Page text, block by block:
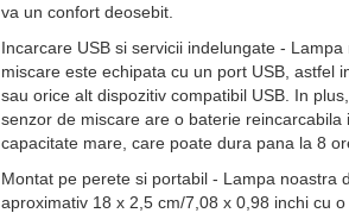
va un confort deosebit.
Incarcare USB si servicii indelungate -
miscare este echipata cu un port USB, astfel
sau orice alt dispozitiv compatibil USB. In
senzor de miscare are o baterie reincarcabila
capacitate mare, care poate dura pana la 8
Montat pe perete si portabil - Lampa noastra
aproximativ 18 x 2,5 cm/7,08 x 0,98 inchi cu